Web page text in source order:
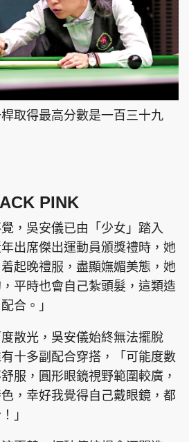
取得最高分數是一百三十九
PINK
，吳安儀已由「少女」踏入
年出席傑出運動員頒獎禮時，她
起晚禮服，盡顯嫵媚美態，她
平時也會自己紮頭髮，這類造
合。」
散光，吳安儀始終無法擺脫
有十多副配合穿搭，「可能度數
服，圓形眼鏡視野範圍較廣，
，幸好我覺得自己戴眼鏡，都
」